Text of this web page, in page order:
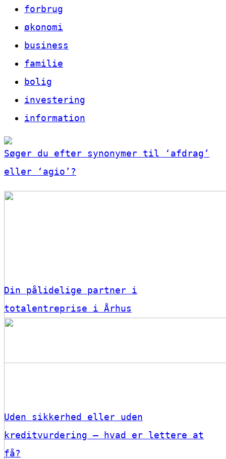
forbrug
økonomi
business
familie
bolig
investering
information
Søger du efter synonymer til ‘afdrag’
eller ‘agio’?
Din pålidelige partner i
totalentreprise i Århus
Uden sikkerhed eller uden
kreditvurdering – hvad er lettere at
få?